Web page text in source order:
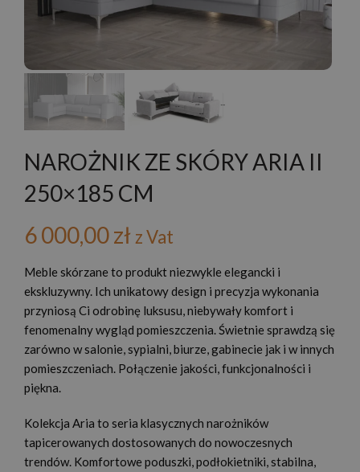
NAROŻNIK ZE SKÓRY ARIA II
250×185 CM
6 000,00zł z Vat
Meble skórzane to produkt niezwykle elegancki i
ekskluzywny. Ich unikatowy design i precyzja wykonania
przyniosą Ci odrobinę luksusu, niebywały komfort i
fenomenalny wygląd pomieszczenia. Świetnie sprawdzą się
zarówno w salonie, sypialni, biurze, gabinecie jak i w innych
pomieszczeniach. Połączenie jakości, funkcjonalności i
piękna.
Kolekcja Aria to seria klasycznych narożników
tapicerowanych dostosowanych do nowoczesnych
trendów. Komfortowe poduszki, podłokietniki, stabilna,